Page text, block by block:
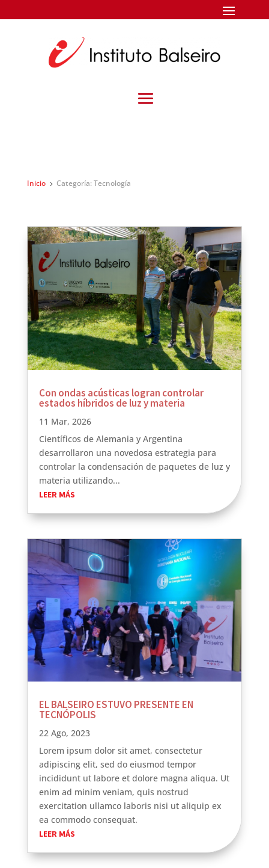
Inicio 5 Categoría: Tecnología
Con ondas acústicas logran controlar
estados híbridos de luz y materia
11 Mar, 2026
Científicos de Alemania y Argentina
desarrollaron una novedosa estrategia para
controlar la condensación de paquetes de luz y
materia utilizando...
LEER MÁS
EL BALSEIRO ESTUVO PRESENTE EN
TECNÓPOLIS
22 Ago, 2023
Lorem ipsum dolor sit amet, consectetur
adipiscing elit, sed do eiusmod tempor
incididunt ut labore et dolore magna aliqua. Ut
enim ad minim veniam, quis nostrud
exercitation ullamco laboris nisi ut aliquip ex
ea commodo consequat.
LEER MÁS